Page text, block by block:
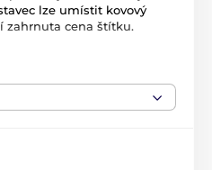
lze umístit kovový
zahrnuta cena štítku.
trofeje RW